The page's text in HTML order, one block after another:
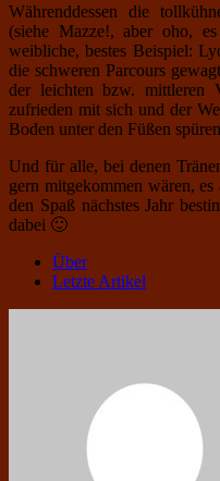
Währenddessen die
(siehe Mazze!, aber oho,
weibliche, bestes Beispiel:
die schweren Parcours
der leichten bzw. mittleren
zufrieden mit sich und der
Boden unter den Füßen
Und für alle, bei denen
gern mitgekommen wären,
den Spaß nächstes Jahr
dabei 🙂
Über
Letzte Artikel